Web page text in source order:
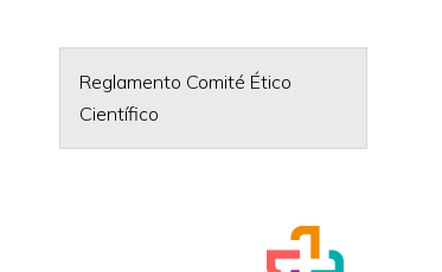
Reglamento Comité Ético
Científico